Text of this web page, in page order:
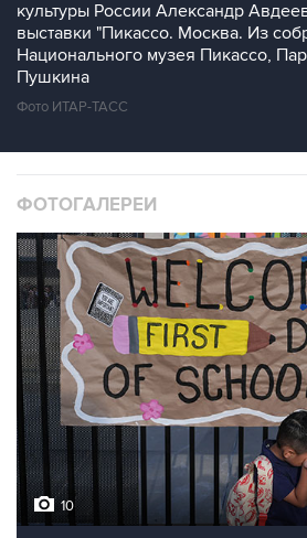
культуры России Александр
выставки "Пикассо. Москва. Из
Национального музея Пикассо,
Пушкина
Фото ИТАР-ТАСС
ФОТОГАЛЕРЕИ
10